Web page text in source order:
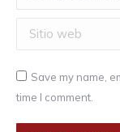
Sitio web
Save my name,
time I comment.